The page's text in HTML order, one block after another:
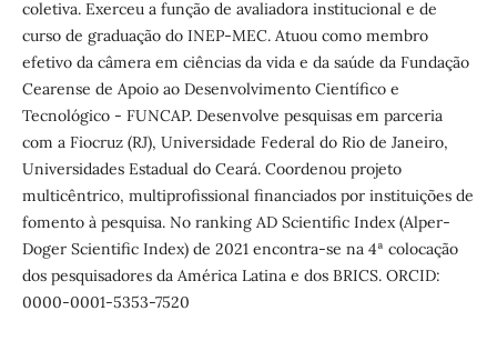
coletiva. Exerceu a função de avaliadora institucional e de
curso de graduação do INEP-MEC. Atuou como membro
efetivo da câmera em ciências da vida e da saúde da Fundação
Cearense de Apoio ao Desenvolvimento Científico e
Tecnológico - FUNCAP. Desenvolve pesquisas em parceria
com a Fiocruz (RJ), Universidade Federal do Rio de Janeiro,
Universidades Estadual do Ceará. Coordenou projeto
multicêntrico, multiprofissional financiados por instituições de
fomento à pesquisa. No ranking AD Scientific Index (Alper-
Doger Scientific Index) de 2021 encontra-se na 4ª colocação
dos pesquisadores da América Latina e dos BRICS. ORCID:
0000-0001-5353-7520